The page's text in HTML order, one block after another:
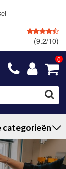
(9.2/10)
0
categorieën